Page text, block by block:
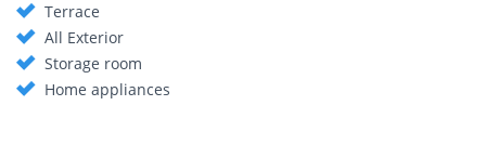
Terrace
All Exterior
Storage room
Home appliances